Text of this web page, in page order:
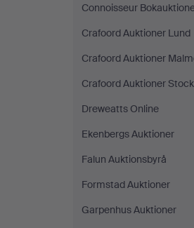
Connoisseur
Crafoord Auktioner Lund
Crafoord Auktioner
Crafoord Auktioner
Dreweatts Online
Ekenbergs Auktioner
Falun Auktionsbyrå
Formstad Auktioner
Garpenhus Auktioner